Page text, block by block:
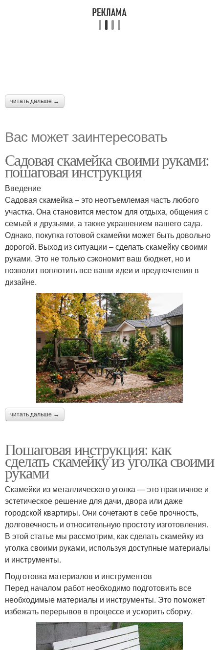
читать дальше →
Вас может заинтересовать
Садовая скамейка своими руками:
пошаговая инструкция
Введение
Садовая скамейка – это неотъемлемая часть любого
участка. Она становится местом для отдыха, общения с
семьей и друзьями, а также украшением вашего сада.
Однако, покупка готовой скамейки может быть довольно
дорогой. Выход из ситуации – сделать скамейку своими
руками. Это не только сэкономит ваш бюджет, но и
позволит воплотить все ваши идеи и предпочтения в
дизайне.
читать дальше →
Пошаговая инструкция: как
сделать скамейку из уголка своими
руками
Скамейки из металлического уголка — это практичное и
эстетическое решение для дачи, двора или даже
городской квартиры. Они сочетают в себе прочность,
долговечность и относительную простоту изготовления.
В этой статье мы рассмотрим, как сделать скамейку из
уголка своими руками, используя доступные материалы
и инструменты.
Подготовка материалов и инструментов
Перед началом работ необходимо подготовить все
необходимые материалы и инструменты. Это поможет
избежать перерывов в процессе и ускорить сборку.